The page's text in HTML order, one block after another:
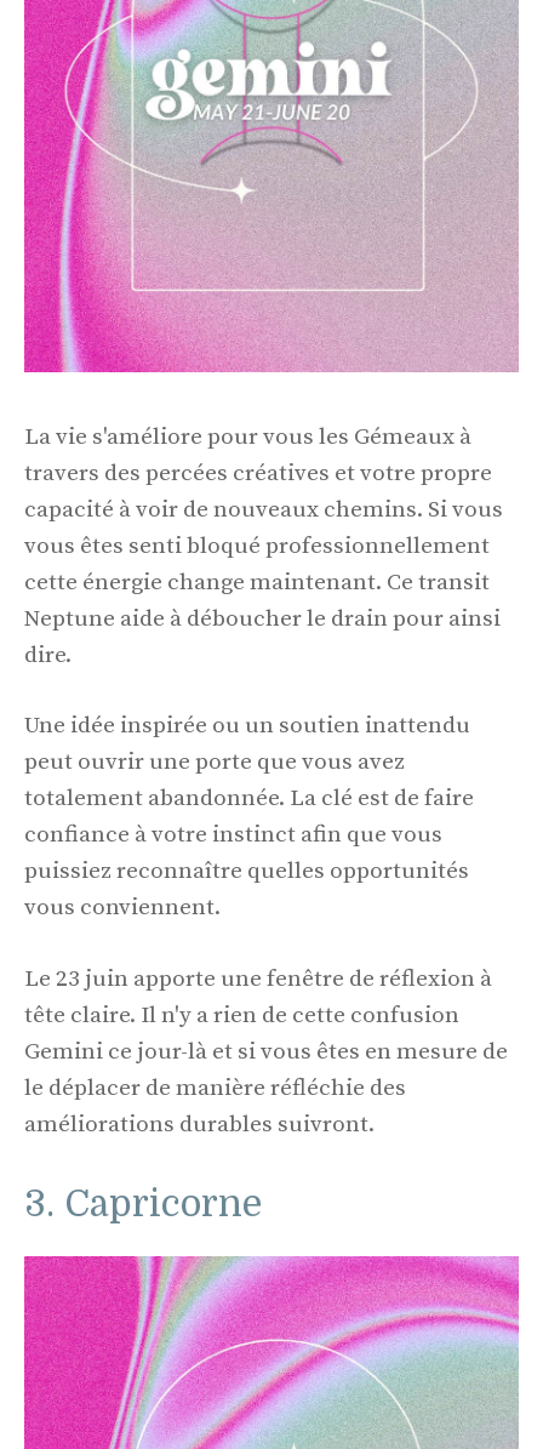
La vie s'améliore pour vous les Gémeaux à
travers des percées créatives et votre propre
capacité à voir de nouveaux chemins. Si vous
vous êtes senti bloqué professionnellement
cette énergie change maintenant. Ce transit
Neptune aide à déboucher le drain pour ainsi
dire.
Une idée inspirée ou un soutien inattendu
peut ouvrir une porte que vous avez
totalement abandonnée. La clé est de faire
confiance à votre instinct afin que vous
puissiez reconnaître quelles opportunités
vous conviennent.
Le 23 juin apporte une fenêtre de réflexion à
tête claire. Il n'y a rien de cette confusion
Gemini ce jour-là et si vous êtes en mesure de
le déplacer de manière réfléchie des
améliorations durables suivront.
3. Capricorne